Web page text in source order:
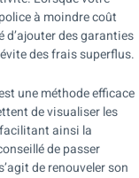
à moindre coût
d’ajouter des garanties
des frais superflus.
une méthode efficace
de visualiser les
ainsi la
de passer
de renouveler son